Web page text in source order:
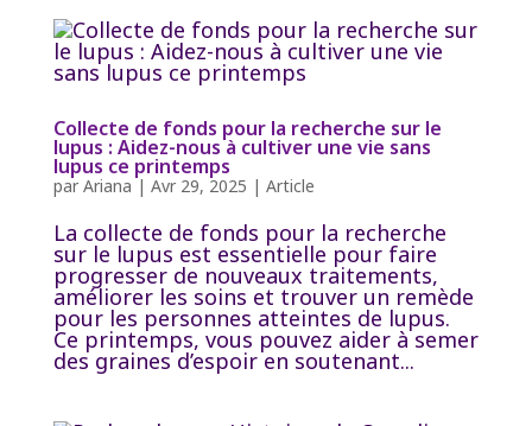
Collecte de fonds pour la recherche sur le
lupus : Aidez-nous à cultiver une vie sans
lupus ce printemps
par Ariana | Avr 29, 2025 | Article
La collecte de fonds pour la recherche
sur le lupus est essentielle pour faire
progresser de nouveaux traitements,
améliorer les soins et trouver un remède
pour les personnes atteintes de lupus.
Ce printemps, vous pouvez aider à semer
des graines d’espoir en soutenant...